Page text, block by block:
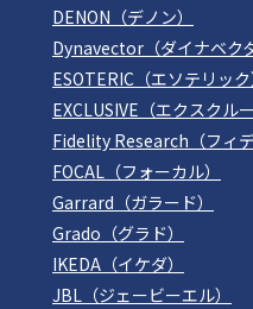
DENON（デノン）
Dynavector（ダイナベクタ
ESOTERIC（エソテリック
EXCLUSIVE（エクスクルー
Fidelity Research（フィデ
FOCAL（フォーカル）
Garrard（ガラード）
Grado（グラド）
IKEDA（イケダ）
JBL（ジェービーエル）